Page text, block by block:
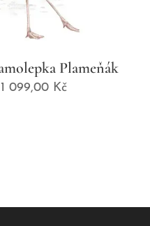
Plameňák
1 099,00 Kč